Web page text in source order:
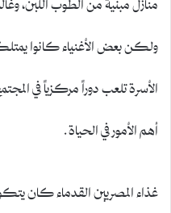
ولكن بعض الأغنياء كانوا
الأسرة تلعب دوراً مركزياً في
أهم الأمور في الحياة.
غذاء المصريين القدماء كان